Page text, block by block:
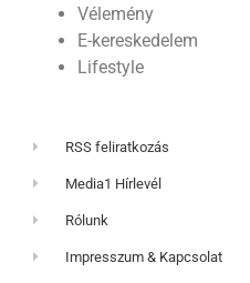
Vélemény
E-kereskedelem
Lifestyle
RSS feliratkozás
Media1 Hírlevél
Rólunk
Impresszum & Kapcsolat